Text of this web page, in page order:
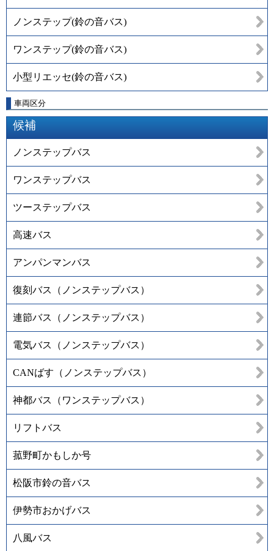
ノンステップ(鈴の音バス)
ワンステップ(鈴の音バス)
小型リエッセ(鈴の音バス)
車両区分
候補
ノンステップバス
ワンステップバス
ツーステップバス
高速バス
アンパンマンバス
復刻バス（ノンステップバス）
連節バス（ノンステップバス）
電気バス（ノンステップバス）
CANばす（ノンステップバス）
神都バス（ワンステップバス）
リフトバス
菰野町かもしか号
松阪市鈴の音バス
伊勢市おかげバス
八風バス